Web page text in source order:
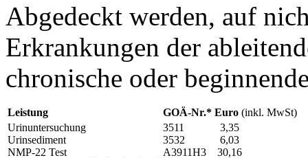
Abgedeckt werden, auf
Erkrankungen der
chronische oder
Leistung GOÄ-Nr.* Euro (inkl. MwSt)
Urinuntersuchung
Urinsediment
NMP-22 Test
3511
3532
A3911H3
3,35
6,03
30,16